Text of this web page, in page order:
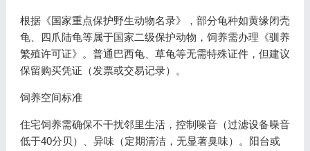
根据《国家重点保护野生动物名录》，部分龟种如黄缘闭壳
龟、四爪陆龟等属于国家二级保护动物，饲养需办理《驯养
繁殖许可证》。普通巴西龟、草龟等无需特殊证件，但建议
保留购买凭证（发票或交易记录）。
饲养空间标准
住宅饲养需确保不干扰邻里生活，控制噪音（过滤设备噪音
低于40分贝）、异味（定期清洁，无显著臭味）。阳台或